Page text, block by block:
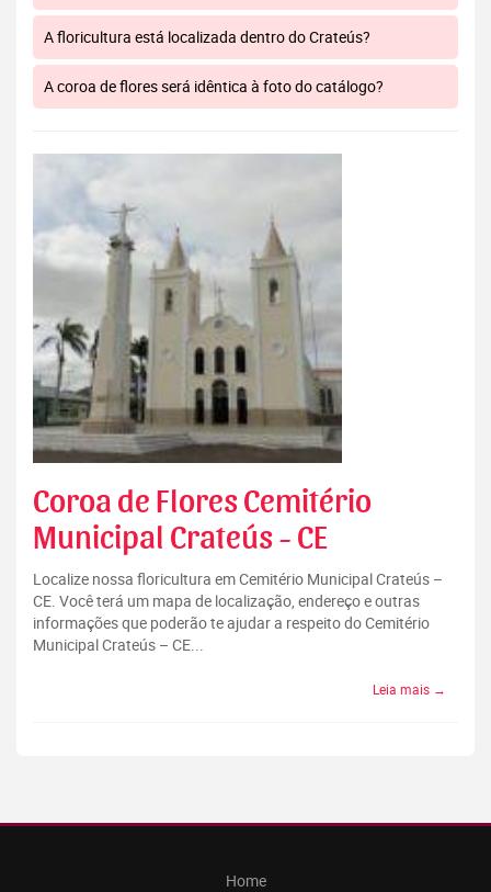
A floricultura está localizada dentro do Crateús?
A coroa de flores será idêntica à foto do catálogo?
Coroa de Flores Cemitério
Municipal Crateús - CE
Localize nossa floricultura em Cemitério Municipal Crateús –
CE. Você terá um mapa de localização, endereço e outras
informações que poderão te ajudar a respeito do Cemitério
Municipal Crateús – CE...
Leia mais →
Home